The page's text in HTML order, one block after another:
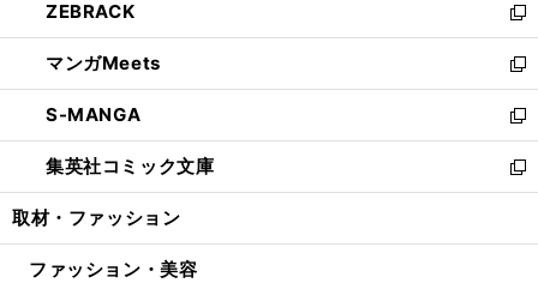
く
で
開
く
ド
ウ
で
開
く
ィ
ン
ド
ウ
で
開
く
い
ウ
ィ
ン
ド
ウ
で
開
ZEBRACK
新
し
い
ウ
ィ
ン
ド
ウ
開
マンガMeets
新
し
い
ウ
ィ
ン
ウ
S-MANGA
新
し
い
ウ
ン
集英社コミック文庫
新
し
ウ
取材・ファッション
ファッション・美容